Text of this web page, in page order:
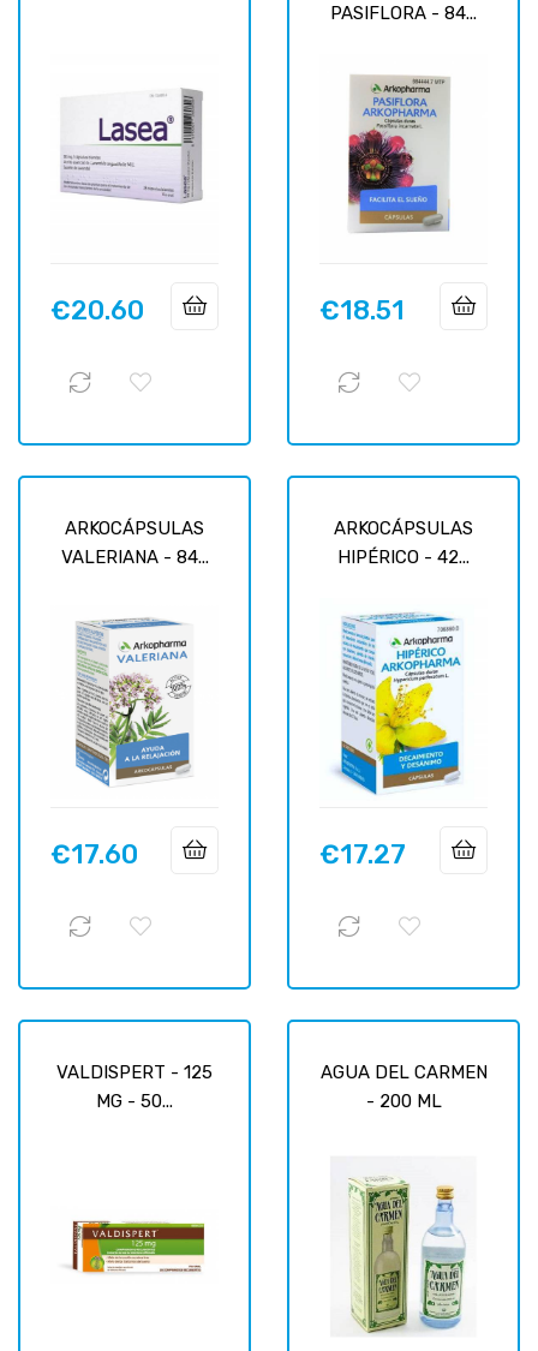
Price
€20.60
PASIFLORA - 84...
Price
€18.51
ARKOCÁPSULAS
VALERIANA - 84...
Price
€17.60
ARKOCÁPSULAS
HIPÉRICO - 42...
Price
€17.27
VALDISPERT - 125
MG - 50...
AGUA DEL CARMEN
- 200 ML